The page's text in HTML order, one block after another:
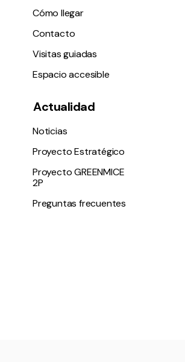
Cómo llegar
Contacto
Visitas guiadas
Espacio accesible
Actualidad
Noticias
Proyecto Estratégico
Proyecto GREENMICE
2P
Preguntas frecuentes